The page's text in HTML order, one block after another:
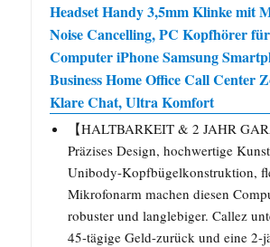
Headset Handy 3,5mm Klinke mit
Noise Cancelling, PC Kopfhörer
Computer iPhone Samsung
Business Home Office Call Center
Klare Chat, Ultra Komfort
【HALTBARKEIT & 2 JAHR
Präzises Design, hochwertige
Unibody-Kopfbügelkonstruktion,
Mikrofonarm machen diesen
robuster und langlebiger. Callez
45-tägige Geld-zurück und eine 2-